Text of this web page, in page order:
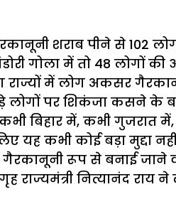
शराब पीने से 102
गोला में तो 48 लोगों की
में लोग अकसर
पर शिकंजा कसने के
बिहार में, कभी गुजरात में,
कभी कोई बड़ा मुद्दा
रूप से बनाई जाने
नित्यानंद राय